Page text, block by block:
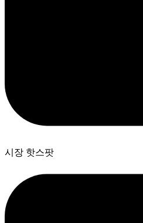
시장 핫스팟